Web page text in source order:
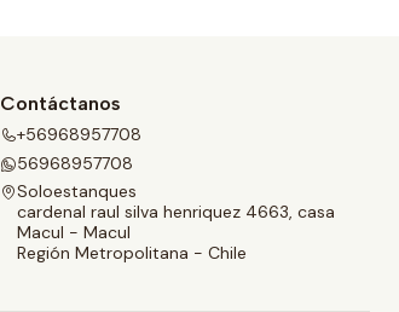
Contáctanos
+56968957708
56968957708
Soloestanques
cardenal raul silva henriquez 4663, casa
Macul - Macul
Región Metropolitana - Chile